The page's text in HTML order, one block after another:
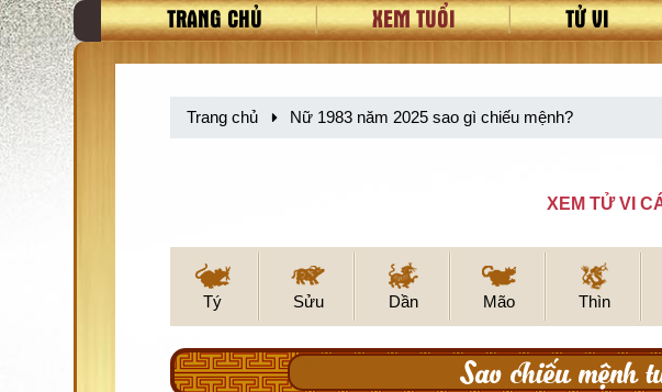
TRANG CHỦ XEM TUỔI TỬ VI
Trang chủ Nữ 1983 năm 2025 sao gì chiếu mệnh?
XEM TỬ VI
Tý Sửu Dần Mão Thìn
Sao chiếu mệnh